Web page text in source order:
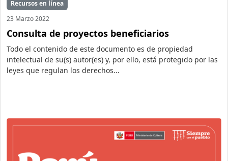
Recursos en línea
23 Marzo 2022
Consulta de proyectos beneficiarios
Todo el contenido de este documento es de propiedad
intelectual de su(s) autor(es) y, por ello, está protegido por las
leyes que regulan los derechos...